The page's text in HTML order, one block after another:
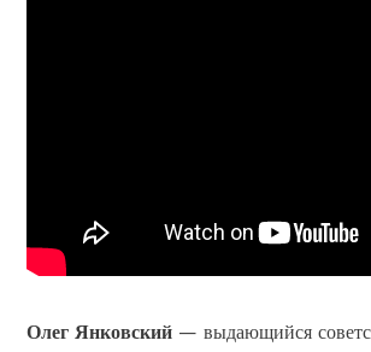
Олег Янковский — выдающийся